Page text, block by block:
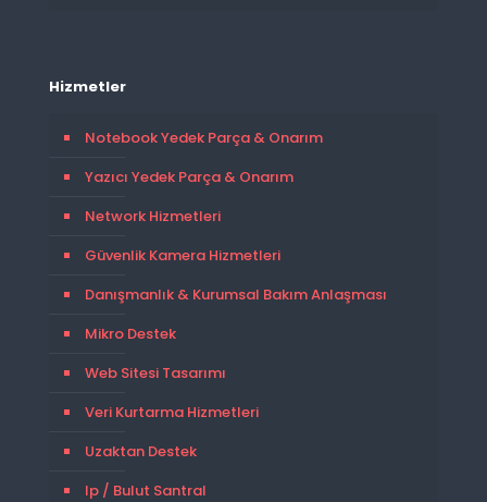
Hizmetler
Notebook Yedek Parça & Onarım
Yazıcı Yedek Parça & Onarım
Network Hizmetleri
Güvenlik Kamera Hizmetleri
Danışmanlık & Kurumsal Bakım Anlaşması
Mikro Destek
Web Sitesi Tasarımı
Veri Kurtarma Hizmetleri
Uzaktan Destek
Ip / Bulut Santral